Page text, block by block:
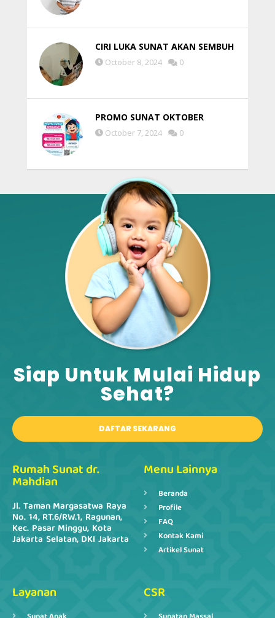
CIRI LUKA SUNAT AKAN SEMBUH
October 8, 2024 0
PROMO SUNAT OKTOBER
October 7, 2024 0
Siap Untuk Mulai Hidup
Sehat?​
DAFTAR SEKARANG
Rumah Sunat dr.
Mahdian
Jl. Taman Margasatwa Raya
No. 14, RT.6/RW.1, Ragunan,
Kec. Pasar Minggu, Kota
Jakarta Selatan, DKI Jakarta
Menu Lainnya
Beranda
Profile
FAQ
Kontak Kami
Artikel Sunat
Layanan CSR